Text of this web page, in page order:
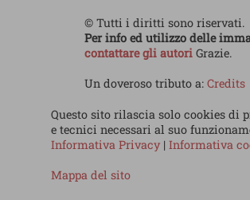
© Tutti i diritti sono riservati.
Per info ed utilizzo delle
contattare gli autoriGrazie.
Un doveroso tributo a: Credits
Questo sito rilascia solo cookies di
e tecnici necessari al suo
Informativa Privacy | Informativa
Mappa del sito